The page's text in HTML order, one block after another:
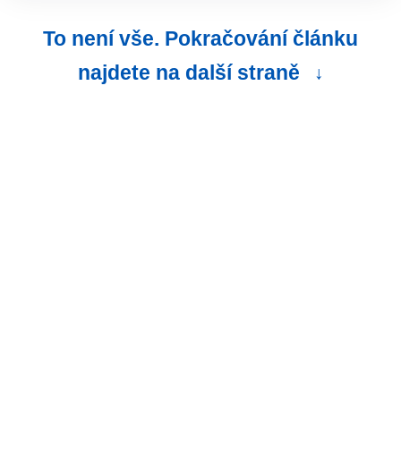
To není vše. Pokračování článku
najdete na další straně
↓